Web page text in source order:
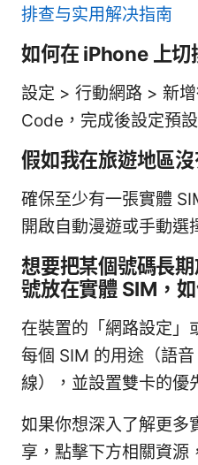
排查与实用解决指南
如何在 iPhone 上切
設定 > 行動網路 > 新
Code，完成後設定預
假如我在旅遊地區
確保至少有一張實體
開啟自動漫遊或手動選
想要把某個號碼長
號放在實體 SIM，
在裝置的「網路設定」
每個 SIM 的用途（語
線），並設置雙卡的優
如果你想深入了解更多
享，點擊下方相關資源